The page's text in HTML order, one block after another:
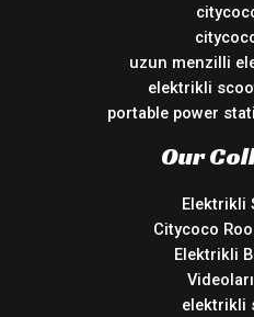
uzun menzilli
elektrikli
portable power
Our
Elektrikli
Citycoco
Elektrikli
elektrikli